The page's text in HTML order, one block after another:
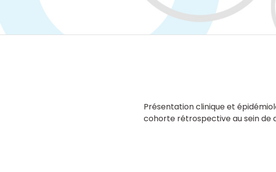
Présentation clinique et
cohorte rétrospective au sein de